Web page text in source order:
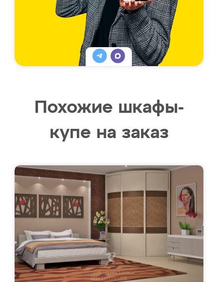
Похожие шкафы-
купе на заказ